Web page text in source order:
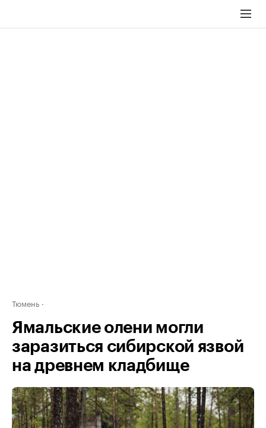
Тюмень
Ямальские олени могли
заразиться сибирской язвой
на древнем кладбище